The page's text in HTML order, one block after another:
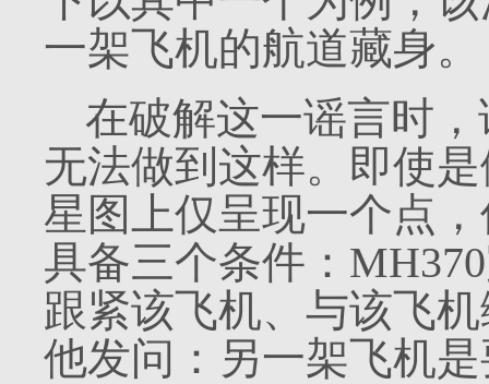
一架飞机的航道藏身。
在破解这一谣言时，
无法做到这样。即使
星图上仅呈现一个点
具备三个条件： MH370
跟紧该飞机、与该飞
他发问：另一架飞机